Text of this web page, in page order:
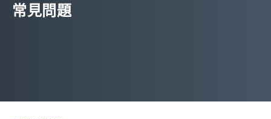
常見問題